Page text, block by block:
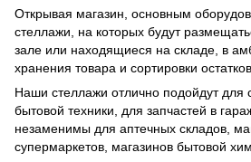
Открывая магазин, основным
стеллажи, на которых будут
зале или находящиеся на складе, в
хранения товара и сортировки
Наши стеллажи отлично подойдут для
бытовой техники, для запчастей в
незаменимы для аптечных складов,
супермаркетов, магазинов бытовой